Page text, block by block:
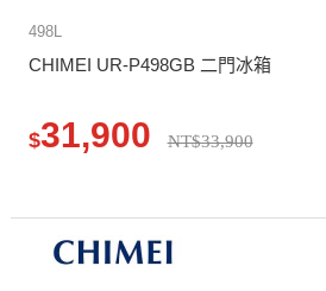
498L
CHIMEI UR-P498GB 二門冰箱
$31,900 NT$33,900